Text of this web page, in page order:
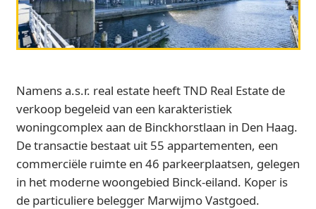
Namens a.s.r. real estate heeft TND Real Estate de
verkoop begeleid van een karakteristiek
woningcomplex aan de Binckhorstlaan in Den Haag.
De transactie bestaat uit 55 appartementen, een
commerciële ruimte en 46 parkeerplaatsen, gelegen
in het moderne woongebied Binck‑eiland. Koper is
de particuliere belegger Marwijmo Vastgoed.